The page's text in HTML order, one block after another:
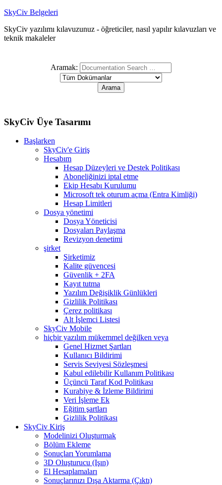
SkyCiv Belgeleri
SkyCiv yazılımı kılavuzunuz - öğreticiler, nasıl yapılır kılavuzları ve
teknik makaleler
Aramak:
SkyCiv Üye Tasarımı
Başlarken
SkyCiv'e Giriş
Hesabım
Hesap Düzeyleri ve Destek Politikası
Aboneliğinizi iptal etme
Ekip Hesabı Kurulumu
Microsoft tek oturum açma (Entra Kimliği)
Hesap Limitleri
Dosya yönetimi
Dosya Yöneticisi
Dosyaları Paylaşma
Revizyon denetimi
şirket
Şirketimiz
Kalite güvencesi
Güvenlik + 2FA
Kayıt tutma
Yazılım Değişiklik Günlükleri
Gizlilik Politikası
Çerez politikası
Alt İşlemci Listesi
SkyCiv Mobile
hiçbir yazılım mükemmel değilken veya
Genel Hizmet Şartları
Kullanıcı Bildirimi
Servis Seviyesi Sözleşmesi
Kabul edilebilir Kullanım Politikası
Üçüncü Taraf Kod Politikası
Kurabiye & İzleme Bildirimi
Veri İşleme Ek
Eğitim şartları
Gizlilik Politikası
SkyCiv Kiriş
Modelinizi Oluşturmak
Bölüm Ekleme
Sonuçları Yorumlama
3D Oluşturucu (Işın)
El Hesaplamaları
Sonuçlarınızı Dışa Aktarma (Çıktı)